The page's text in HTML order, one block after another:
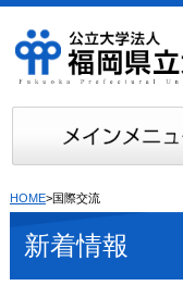
HOME>国際交流
新着情報